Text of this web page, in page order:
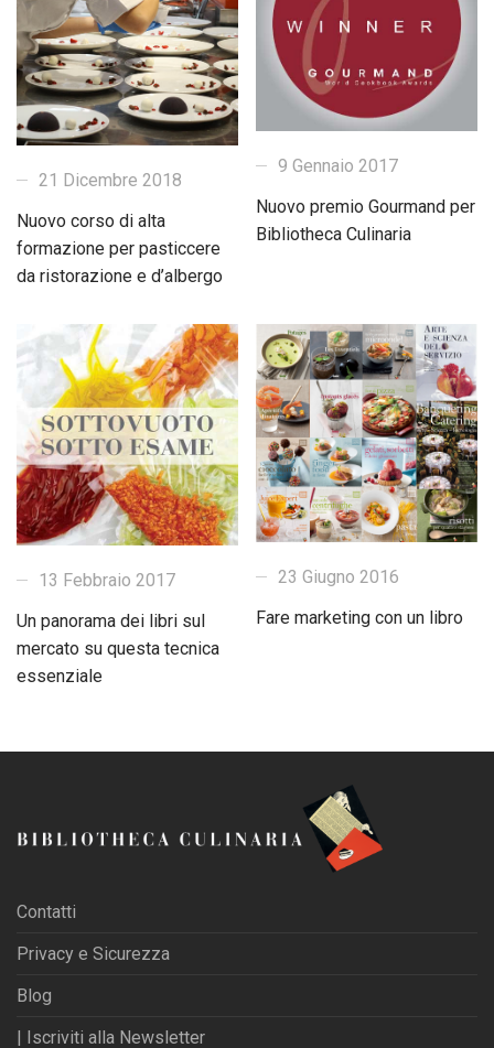
21 Dicembre 2018
Nuovo corso di alta
formazione per pasticcere
da ristorazione e d’albergo
9 Gennaio 2017
Nuovo premio Gourmand per
Bibliotheca Culinaria
13 Febbraio 2017
Un panorama dei libri sul
mercato su questa tecnica
essenziale
23 Giugno 2016
Fare marketing con un libro
Contatti
Privacy e Sicurezza
Blog
| Iscriviti alla Newsletter